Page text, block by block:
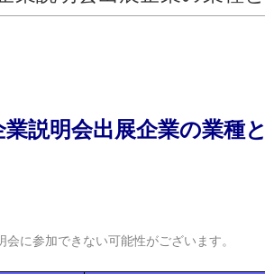
説明会出展企業の業種
に参加できない可能性がございます。